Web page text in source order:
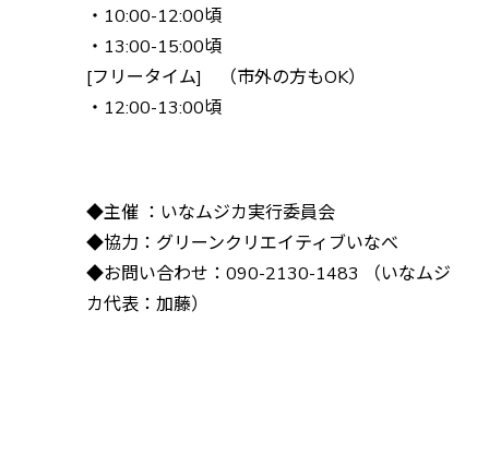
・10:00-12:00頃
・13:00-15:00頃
[フリータイム] （市外の方もOK）
・12:00-13:00頃
◆主催 ：いなムジカ実行委員会
◆協力：グリーンクリエイティブいなべ
◆お問い合わせ：090-2130-1483 （いなムジ
カ代表：加藤）